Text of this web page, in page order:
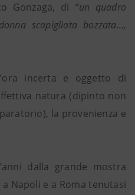
Gonzaga, di “un quadro
scapigliata bozzata…,
incerta e oggetto di
natura (dipinto non
la provenienza e
dalla grande mostra
Napoli e a Roma tenutasi